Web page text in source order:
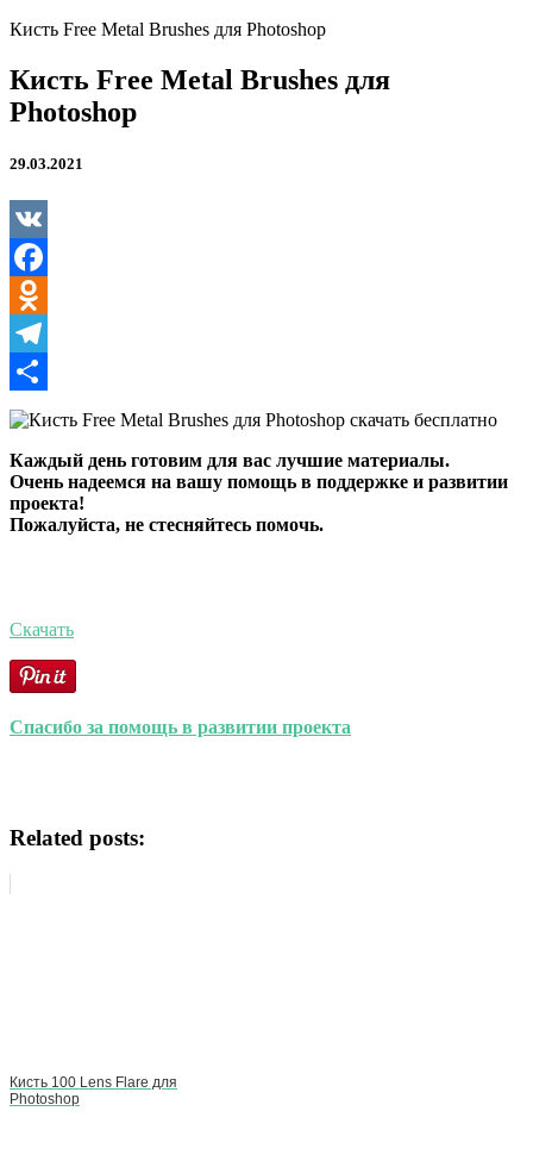
Кисть Free Metal Brushes для Photoshop
Кисть Free Metal Brushes для
Photoshop
29.03.2021
VK
Facebook
Odnoklassniki
Telegram
Отправить
Каждый день готовим для вас лучшие материалы.
Очень надеемся на вашу помощь в поддержке и развитии
проекта!
Пожалуйста, не стесняйтесь помочь.
Скачать
Спасибо за помощь в развитии проекта
Related posts:
Кисть 100 Lens Flare для
Photoshop